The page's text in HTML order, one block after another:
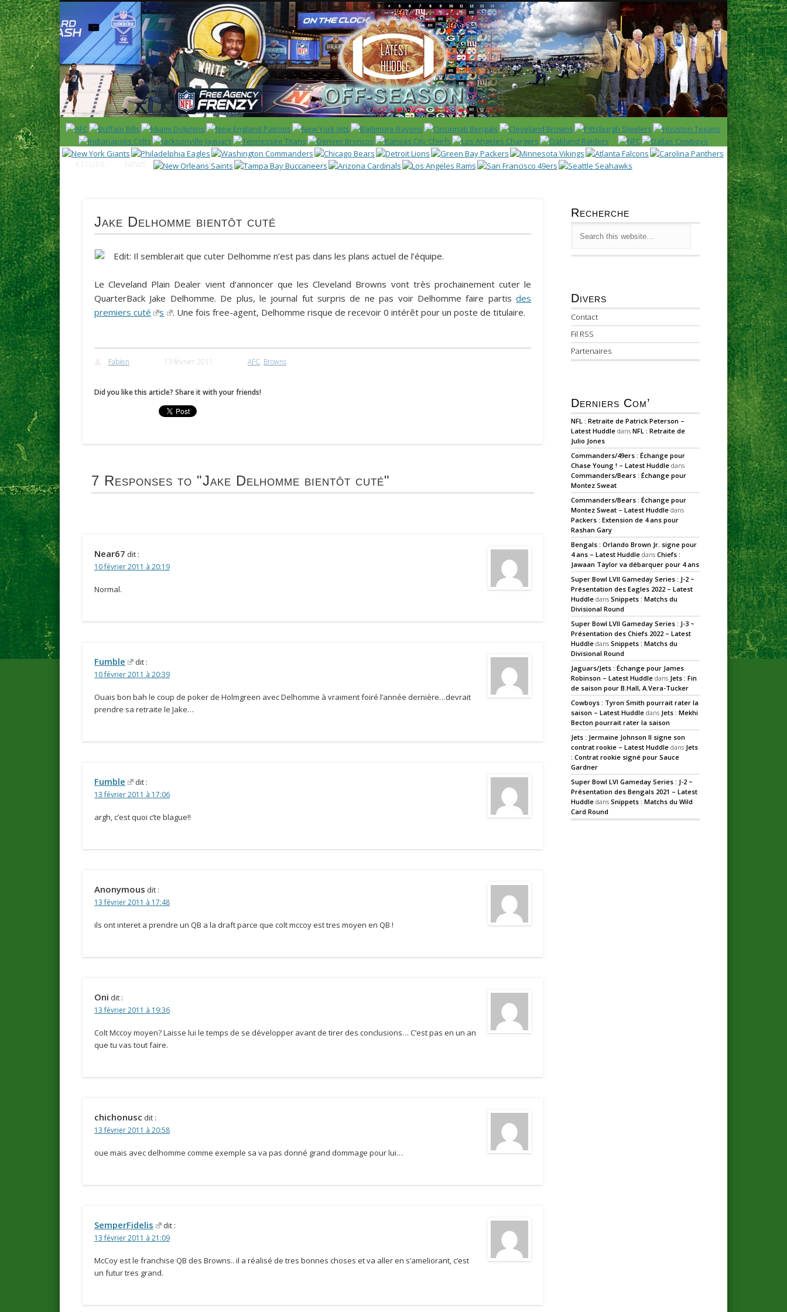
Latest
News en français sur la NFL et le Football Américain (Foot US)
SAISON 2025 CALENDRIER / CLASSEMENT NFL DRAFT/COMBINE ENCYCLOPÉDIE
Jake Delhomme bientôt cuté
Edit: Il semblerait que cuter Delhomme n’est pas dans les plans actuel de l’équipe.
LeCleveland Plain Dealer vient d’annoncer que les Cleveland Browns vont très prochainement cuter le
QuarterBack Jake Delhomme. De plus, le journal fut surpris de ne pas voir Delhomme faire partisdes
premiers cuté
s . Une fois free-agent, Delhomme risque de recevoir 0 intérêt pour un poste de titulaire.
Fabien 13 février 2011 AFC, Browns
Did you like this article? Share it with your friends!
7 Responses to "Jake Delhomme bientôt cuté"
Near67 dit :
10 février 2011 à 20:19
Normal.
Fumble dit :
10 février 2011 à 20:39
Ouais bon bah le coup de poker de Holmgreen avec Delhomme à vraiment foiré l’année dernière…devrait
prendre sa retraite le Jake…
Fumble dit :
13 février 2011 à 17:06
argh, c’est quoi c’te blague!!
Anonymous dit :
13 février 2011 à 17:48
ils ont interet a prendre un QB a la draft parce que colt mccoy est tres moyen en QB !
Oni dit :
13 février 2011 à 19:36
Colt Mccoy moyen? Laisse lui le temps de se développer avant de tirer des conclusions… C’est pas en un an
que tu vas tout faire.
chichonusc dit :
13 février 2011 à 20:58
oue mais avec delhomme comme exemple sa va pas donné grand dommage pour lui…
SemperFidelis dit :
13 février 2011 à 21:09
McCoy est le franchise QB des Browns.. il a réalisé de tres bonnes choses et va aller en s’ameliorant, c’est
un futur tres grand.
Recherche
Divers
Contact
Fil RSS
Partenaires
Derniers Com’
NFL : Retraite de Patrick Peterson –
Latest Huddle dansNFL : Retraite de
Julio Jones
Commanders/49ers : Échange pour
Chase Young ! – Latest Huddle dans
Commanders/Bears : Échange pour
Montez Sweat
Commanders/Bears : Échange pour
Montez Sweat – Latest Huddle dans
Packers : Extension de 4 ans pour
Rashan Gary
Bengals : Orlando Brown Jr. signe pour
4 ans – Latest Huddle dansChiefs :
Jawaan Taylor va débarquer pour 4 ans
Super Bowl LVII Gameday Series : J-2 ~
Présentation des Eagles 2022 – Latest
Huddle dansSnippets : Matchs du
Divisional Round
Super Bowl LVII Gameday Series : J-3 ~
Présentation des Chiefs 2022 – Latest
Huddle dansSnippets : Matchs du
Divisional Round
Jaguars/Jets : Échange pour James
Robinson – Latest Huddle dans Jets : Fin
de saison pour B.Hall, A.Vera-Tucker
Cowboys : Tyron Smith pourrait rater la
saison – Latest Huddle dans Jets : Mekhi
Becton pourrait rater la saison
Jets : Jermaine Johnson II signe son
contrat rookie – Latest Huddle dans Jets
: Contrat rookie signé pour Sauce
Gardner
Super Bowl LVI Gameday Series : J-2 ~
Présentation des Bengals 2021 – Latest
Huddle dansSnippets : Matchs du Wild
Card Round